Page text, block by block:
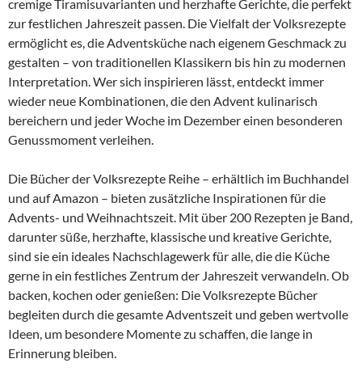
cremige Tiramisuvarianten und herzhafte Gerichte, die perfekt
zur festlichen Jahreszeit passen. Die Vielfalt der Volksrezepte
ermöglicht es, die Adventsküche nach eigenem Geschmack zu
gestalten – von traditionellen Klassikern bis hin zu modernen
Interpretation. Wer sich inspirieren lässt, entdeckt immer
wieder neue Kombinationen, die den Advent kulinarisch
bereichern und jeder Woche im Dezember einen besonderen
Genussmoment verleihen.
Die Bücher der Volksrezepte Reihe – erhältlich im Buchhandel
und auf Amazon – bieten zusätzliche Inspirationen für die
Advents- und Weihnachtszeit. Mit über 200 Rezepten je Band,
darunter süße, herzhafte, klassische und kreative Gerichte,
sind sie ein ideales Nachschlagewerk für alle, die die Küche
gerne in ein festliches Zentrum der Jahreszeit verwandeln. Ob
backen, kochen oder genießen: Die Volksrezepte Bücher
begleiten durch die gesamte Adventszeit und geben wertvolle
Ideen, um besondere Momente zu schaffen, die lange in
Erinnerung bleiben.